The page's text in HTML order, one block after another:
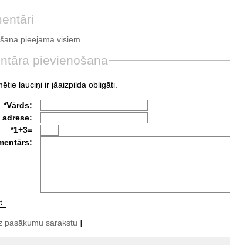
pieejama visiem.
pievienošana
lauciņi ir jāaizpilda obligāti.
*Vārds:
adrese:
*1+3=
pasākumu sarakstu ]